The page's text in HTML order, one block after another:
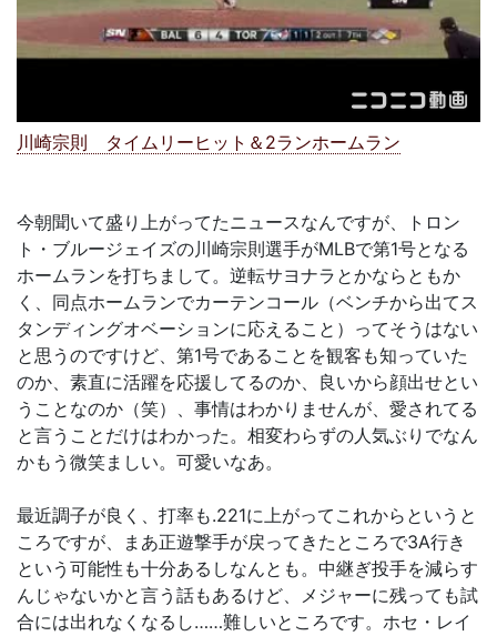
川崎宗則 タイムリーヒット＆2ランホームラン
今朝聞いて盛り上がってたニュースなんですが、トロン
ト・ブルージェイズの川崎宗則選手がMLBで第1号となる
ホームランを打ちまして。逆転サヨナラとかならともか
く、同点ホームランでカーテンコール（ベンチから出てス
タンディングオベーションに応えること）ってそうはない
と思うのですけど、第1号であることを観客も知っていた
のか、素直に活躍を応援してるのか、良いから顔出せとい
うことなのか（笑）、事情はわかりませんが、愛されてる
と言うことだけはわかった。相変わらずの人気ぶりでなん
かもう微笑ましい。可愛いなあ。
最近調子が良く、打率も.221に上がってこれからというと
ころですが、まあ正遊撃手が戻ってきたところで3A行き
という可能性も十分あるしなんとも。中継ぎ投手を減らす
んじゃないかと言う話もあるけど、メジャーに残っても試
合には出れなくなるし……難しいところです。ホセ・レイ